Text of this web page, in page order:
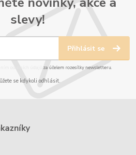
slevy!
Přihlásit se
za účelem rozesílky newsletteru.
se kdykoli odhlásit.